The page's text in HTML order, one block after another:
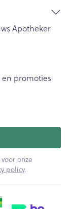
Apotheker
promoties
onze
policy.